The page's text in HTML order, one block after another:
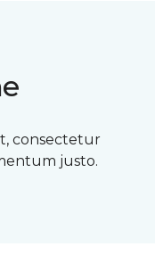
consectetur
justo.